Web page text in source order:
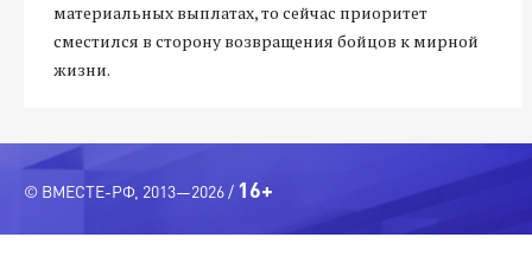
материальных выплатах, то сейчас приоритет
сместился в сторону возвращения бойцов к мирной
жизни.
© ВМЕСТЕ-РФ, 2013—2026 / 16+